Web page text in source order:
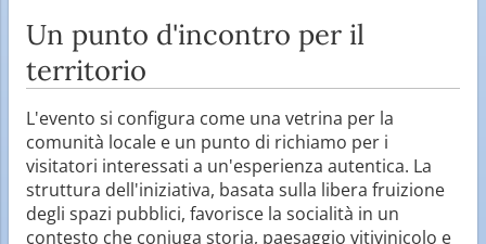
Un punto d'incontro per il
territorio
L'evento si configura come una vetrina per la
comunità locale e un punto di richiamo per i
visitatori interessati a un'esperienza autentica. La
struttura dell'iniziativa, basata sulla libera fruizione
degli spazi pubblici, favorisce la socialità in un
contesto che coniuga storia, paesaggio vitivinicolo e